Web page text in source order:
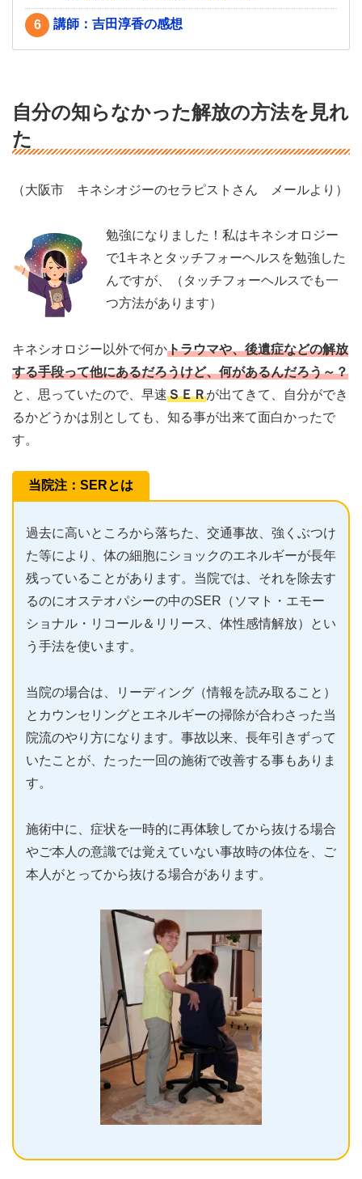
6 講師：吉田淳香の感想
自分の知らなかった解放の方法を見れ
た
（大阪市 キネシオジーのセラピストさん メールより）
勉強になりました！私はキネシオロジー
で1キネとタッチフォーヘルスを勉強した
んですが、（タッチフォーヘルスでも一
つ方法があります）
キネシオロジー以外で何かトラウマや、後遺症などの解放
する手段って他にあるだろうけど、何があるんだろう～？
と、思っていたので、早速ＳＥＲが出てきて、自分ができ
るかどうかは別としても、知る事が出来て面白かったで
す。
当院注：SERとは
過去に高いところから落ちた、交通事故、強くぶつけ
た等により、体の細胞にショックのエネルギーが長年
残っていることがあります。当院では、それを除去す
るのにオステオパシーの中のSER（ソマト・エモー
ショナル・リコール＆リリース、体性感情解放）とい
う手法を使います。
当院の場合は、リーディング（情報を読み取ること）
とカウンセリングとエネルギーの掃除が合わさった当
院流のやり方になります。事故以来、長年引きずって
いたことが、たった一回の施術で改善する事もありま
す。
施術中に、症状を一時的に再体験してから抜ける場合
やご本人の意識では覚えていない事故時の体位を、ご
本人がとってから抜ける場合があります。